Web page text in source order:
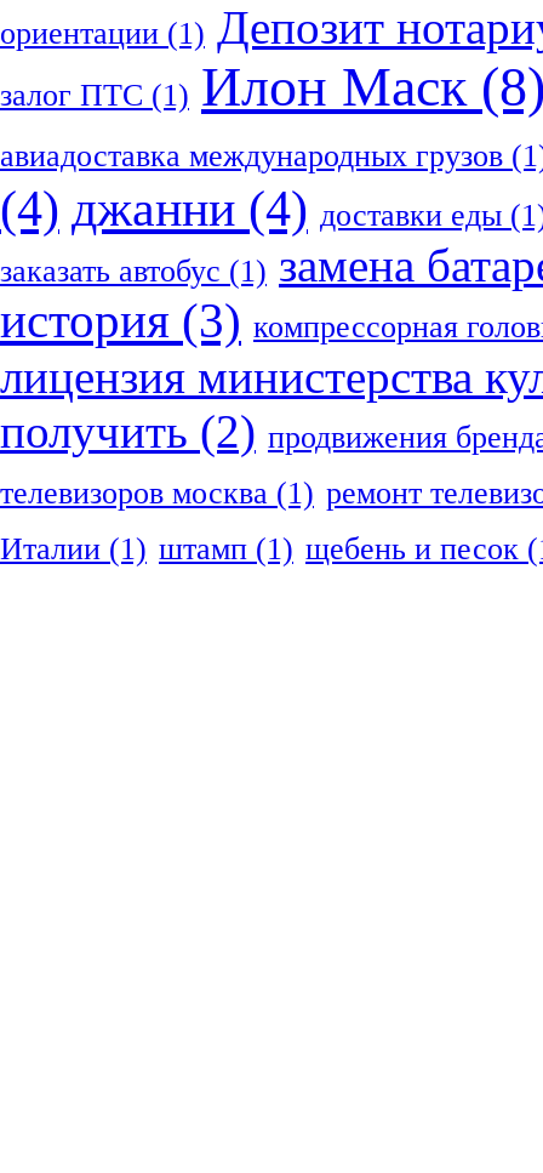
ориентации (1) Депозит
залог ПТС (1) Илон Маск
авиадоставка международных грузов
(4) джанни (4) доставки еды
заказать автобус (1) замена
история (3) компрессорная
лицензия министерства
получить (2) продвижения
телевизоров москва (1) ремонт
Италии (1) штамп (1) щебень и песок